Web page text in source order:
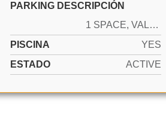
PARKING DESCRIPCIÓN
1 SPACE, VALET
PISCINA
YES
ESTADO
ACTIVE